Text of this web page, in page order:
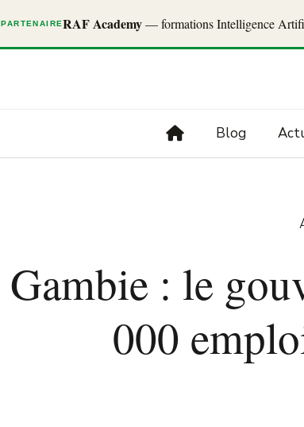
PARTENAIRERAF Academy— formations Intelligence
Blog
Gambie : le
000